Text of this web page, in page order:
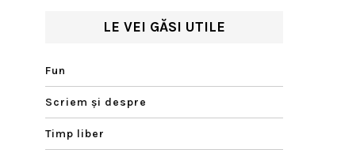
LE VEI GĂSI UTILE
Fun
Scriem şi despre
Timp liber